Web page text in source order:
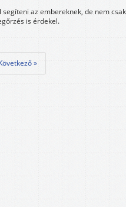
az embereknek, de nem
is érdekel.
»